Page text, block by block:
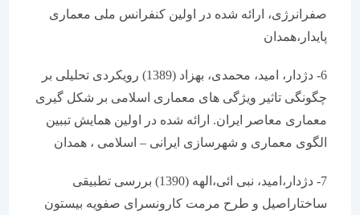
صفرانرژی، ارائه شده در اولین کنفرانس ملی معماری
پایدار،همدان
6- دژدار، امید، محمدی، بهزاد (1389) رویکردی تحلیلی بر
چگونگی تاثیر ویژگی های معماری اسلامی بر شکل گیری
معماری معاصر ایران. ارائه شده در اولین همایش تببین
الگوی معماری و شهرسازی ایرانی – اسلامی ، همدان
7- دژدار،امید، نبی ائی،الهه (1390) بررسی تطبیقی
ساختاراصیل و طرح مرمت کارونسرای صفویه بیستون